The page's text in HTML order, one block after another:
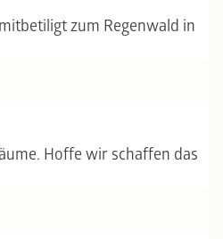
zum Regenwald in
Hoffe wir schaffen das